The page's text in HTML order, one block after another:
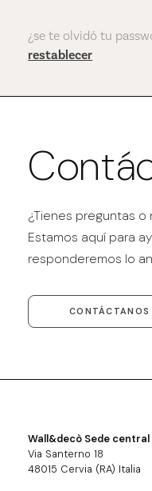
¿se te olvidó tu
restablecer
¿Tienes preguntas
Estamos aquí para
responderemos lo
CONTÁCTANOS
Wall&decò Sede central
Via Santerno 18
48015 Cervia (RA) Italia